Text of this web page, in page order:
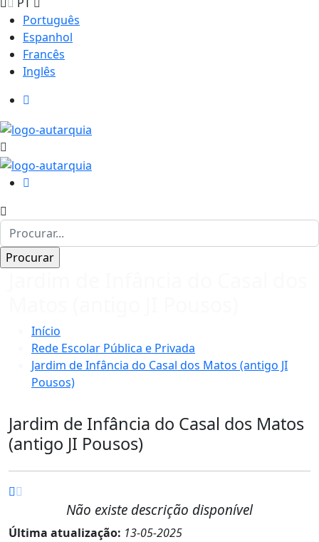
PT
Português
Espanhol
Francês
Inglês
Início
Rede Escolar Pública e Privada
Jardim de Infância do Casal dos Matos (antigo JI
Pousos)
Jardim de Infância do Casal dos Matos
(antigo JI Pousos)
Não existe descrição disponível
Última atualização: 13-05-2025